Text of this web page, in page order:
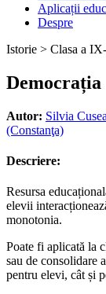
Aplicații
Despre
Istorie > Clasa a
Democrația
Autor: Silvia
(Constanţa)
Descriere:
Resursa
elevii
monotonia.
Poate fi aplicată la
sau de consolidare
pentru elevi, cât și